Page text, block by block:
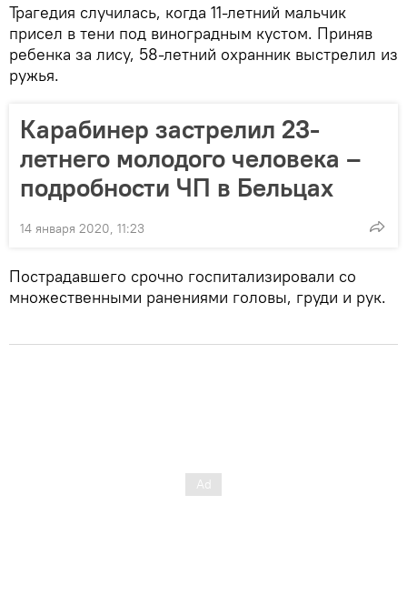
Трагедия случилась, когда 11-летний мальчик
присел в тени под виноградным кустом. Приняв
ребенка за лису, 58-летний охранник выстрелил из
ружья.
Карабинер застрелил 23-
летнего молодого человека –
подробности ЧП в Бельцах
14 января 2020, 11:23
Пострадавшего срочно госпитализировали со
множественными ранениями головы, груди и рук.